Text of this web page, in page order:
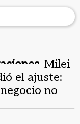
Milei
el ajuste:
no